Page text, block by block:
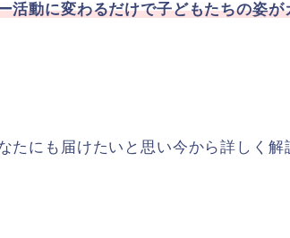
活動に変わるだけで子どもたちの姿
たにも届けたいと思い今から詳しく解